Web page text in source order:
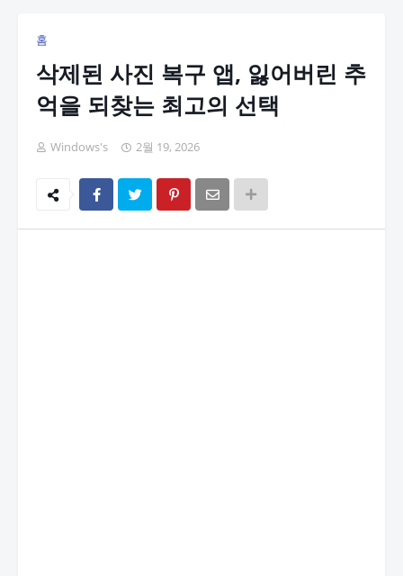
홈
삭제된 사진 복구 앱, 잃어버린 추
억을 되찾는 최고의 선택
Windows's 2월 19, 2026